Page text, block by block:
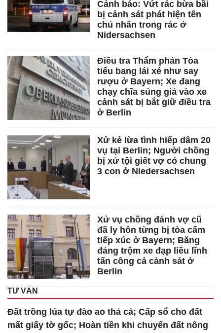
Cảnh báo: Vứt rác bừa bãi
bị cảnh sát phát hiện tên
chủ nhân trong rác ở
Nidersachsen
Điều tra Thẩm phán Tòa
tiểu bang lái xé như say
rượu ở Bayern; Xe đang
chạy chĩa súng giả vào xe
cảnh sát bị bắt giữ điều tra
ở Berlin
Xử kẻ lừa tình hiếp dâm 20
vụ tại Berlin; Người chồng
bị xử tội giết vợ có chung
3 con ở Niedersachsen
Xử vụ chồng đánh vợ cũ
đã ly hôn từng bị tòa cấm
tiếp xúc ở Bayern; Băng
đảng trộm xe đạp liều lĩnh
tấn công cả cảnh sát ở
Berlin
TƯ VẤN
Đất trồng lúa tự đào ao thả cá; Cấp sổ cho đất
mất giấy tờ gốc; Hoàn tiền khi chuyển đất nông